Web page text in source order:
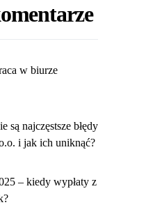
w biurze
są najczęstsze błędy
i jak ich uniknąć?
– kiedy wypłaty z